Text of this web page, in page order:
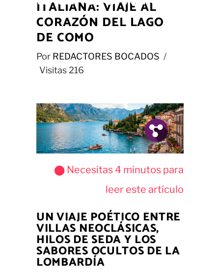
ITALIANA: VIAJE AL
CORAZÓN DEL LAGO
DE COMO
Por REDACTORES BOCADOS
Visitas 216
Fb.
Tw.
Pin.
⬤ Necesitas 4 minutos para
leer este artículo
UN VIAJE POÉTICO ENTRE
VILLAS NEOCLÁSICAS,
HILOS DE SEDA Y LOS
SABORES OCULTOS DE LA
LOMBARDÍA